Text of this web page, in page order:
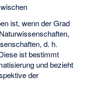
ist, wenn der Grad
d. h.
ist bestimmt
und bezieht
der